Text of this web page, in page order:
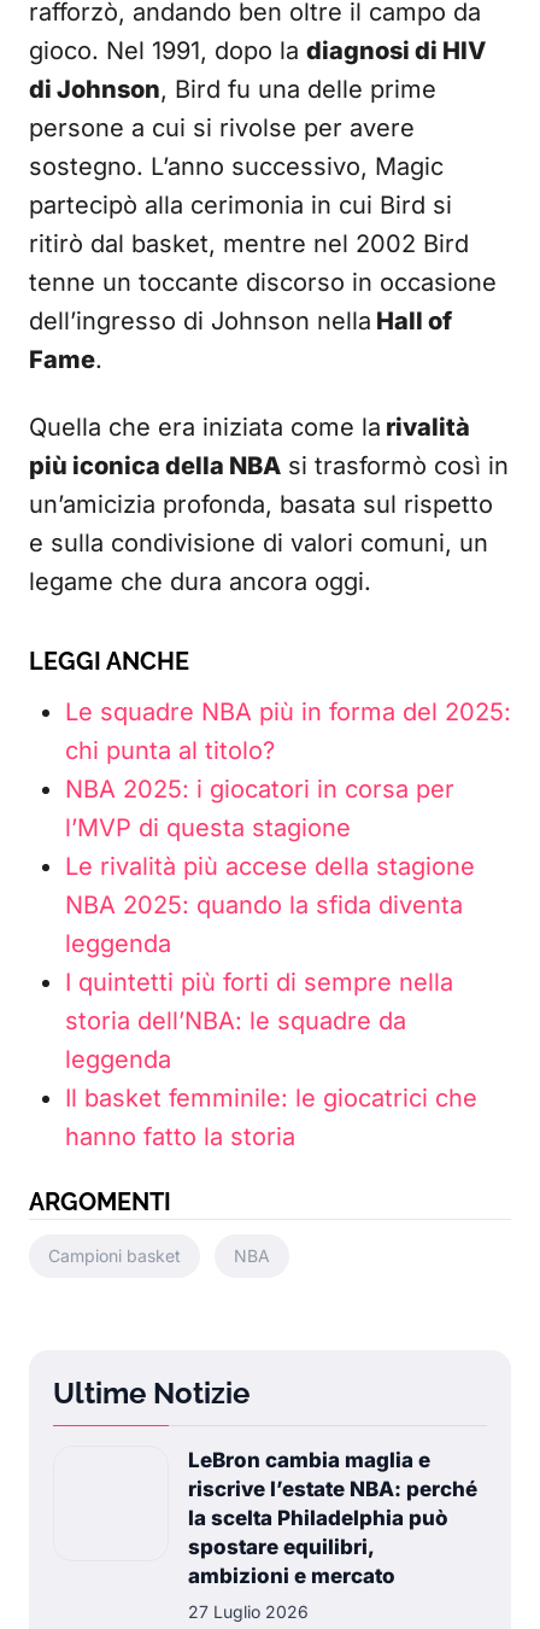
rafforzò, andando ben oltre il campo da
gioco. Nel 1991, dopo la diagnosi di HIV
di Johnson, Bird fu una delle prime
persone a cui si rivolse per avere
sostegno. L’anno successivo, Magic
partecipò alla cerimonia in cui Bird si
ritirò dal basket, mentre nel 2002 Bird
tenne un toccante discorso in occasione
dell’ingresso di Johnson nella Hall of
Fame.
Quella che era iniziata come la rivalità
più iconica della NBA si trasformò così in
un’amicizia profonda, basata sul rispetto
e sulla condivisione di valori comuni, un
legame che dura ancora oggi.
LEGGI ANCHE
Le squadre NBA più in forma del 2025:
chi punta al titolo?
NBA 2025: i giocatori in corsa per
l’MVP di questa stagione
Le rivalità più accese della stagione
NBA 2025: quando la sfida diventa
leggenda
I quintetti più forti di sempre nella
storia dell’NBA: le squadre da
leggenda
Il basket femminile: le giocatrici che
hanno fatto la storia
ARGOMENTI
Campioni basket NBA
Ultime Notizie
LeBron cambia maglia e
riscrive l’estate NBA: perché
la scelta Philadelphia può
spostare equilibri,
ambizioni e mercato
27 Luglio 2026